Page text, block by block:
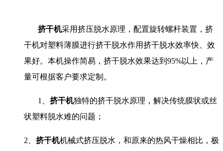
挤干机采用挤压脱水原理，配置旋转螺杆装置，挤
干机对塑料薄膜进行挤干脱水作用挤干脱水效率快、效
果好。本机操作简易，挤干脱水效果达到 95%以上，产
量可根据客户要求定制。
1、挤干机独特的挤干脱水原理，解决传统膜状或丝
状塑料脱水难的问题；
2 挤干机机械式挤压脱水，和原来的热风干燥相比，极